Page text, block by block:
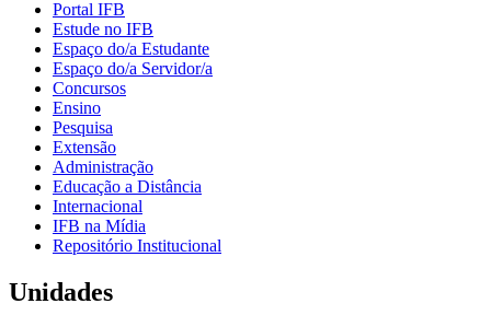
Portal IFB
Estude no IFB
Espaço do/a Estudante
Espaço do/a Servidor/a
Concursos
Ensino
Pesquisa
Extensão
Administração
Educação a Distância
Internacional
IFB na Mídia
Repositório Institucional
Unidades